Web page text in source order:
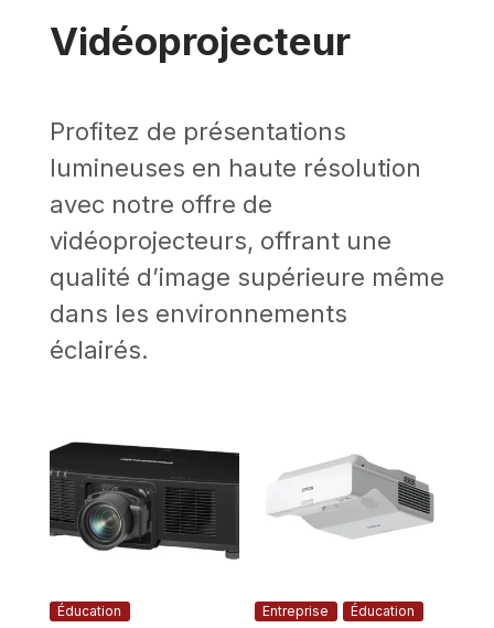
Vidéoprojecteur
Profitez de présentations
lumineuses en haute résolution
avec notre offre de
vidéoprojecteurs, offrant une
qualité d’image supérieure même
dans les environnements
éclairés.
Éducation Entreprise Éducation